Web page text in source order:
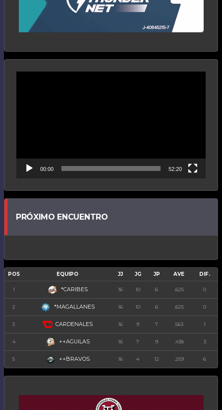
00:00 52:20
PRÓXIMO ENCUENTRO
POS EQUIPO JJ JG JP AVE DIF.
1 *CARIBES 16 10 6 .625 0
2 *MAGALLANES 16 10 6 .625 0
3 CARDENALES 16 9 7 .563 1
4 ++AGUILAS 16 7 9 .438 3
5 ++BRAVOS 16 4 12 .259 6